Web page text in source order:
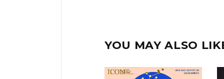
YOU MAY ALSO